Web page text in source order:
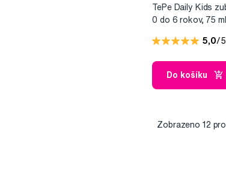
TePe Daily Kids
0 do 6 rokov, 75 ml
5,0/5
Do košíku
Zobrazeno 12